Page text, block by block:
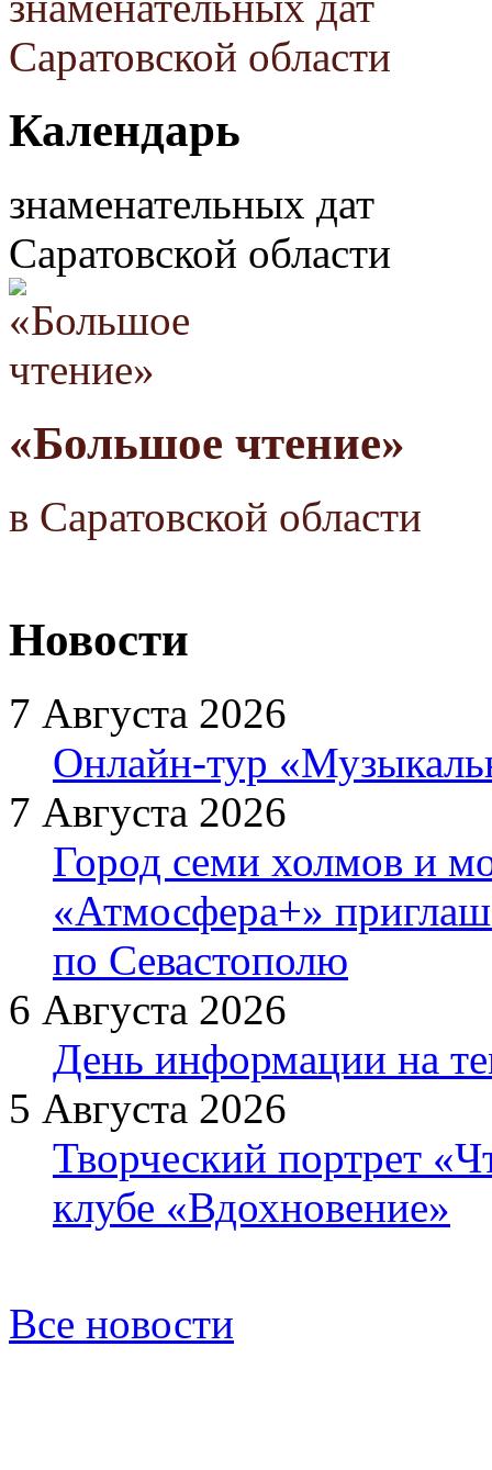
Календарь
знаменательных дат
Саратовской области
«Большое чтение»
в Саратовской области
Новости
7 Августа 2026
Онлайн-тур
7 Августа 2026
Город семи холмов и
«Атмосфера+»
по Севастополю
6 Августа 2026
День информации на
5 Августа 2026
Творческий портрет
клубе «Вдохновение»
Все новости